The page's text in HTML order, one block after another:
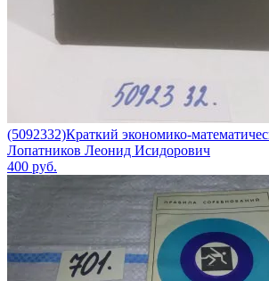
(5092332)Краткий экономико-
Лопатников Леонид Исидорович
400 руб.